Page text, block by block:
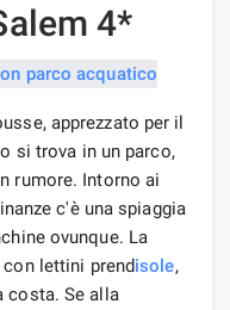
4*
apprezzato per il
si trova in un parco,
rumore. Intorno ai
c'è una spiaggia
ovunque. La
con lettini prendisole,
costa. Se alla